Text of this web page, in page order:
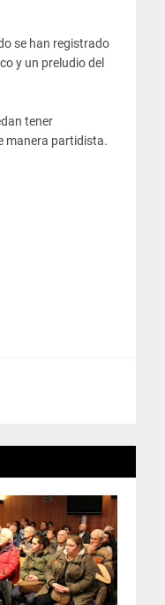
se han registrado
y un preludio del
tener
manera partidista.